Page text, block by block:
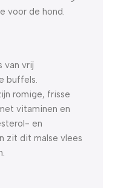
voor de hond.
van vrij
buffels.
romige, frisse
vitaminen en
en
zit dit malse vlees